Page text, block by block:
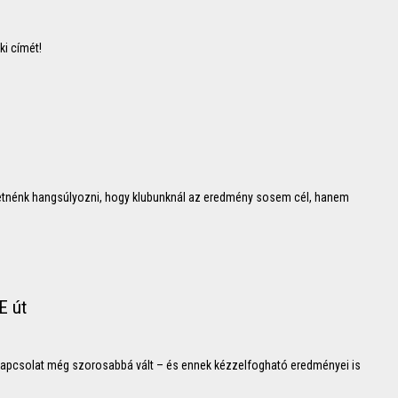
címét!
hangsúlyozni, hogy klubunknál az eredmény sosem cél, hanem
út
még szorosabbá vált – és ennek kézzelfogható eredményei is